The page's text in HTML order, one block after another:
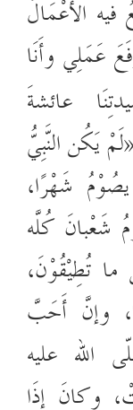
الأَعْمَالُ
عَمَلِي وأَنَا
عائشة
يَكُن النَّبِيُّ
يصُوْمُ شَهْرًا،
شَعْبانَ كُلَّه
تُطِيْقُوْنَ،
وإنَّ أَحَبَّ
الله عليه
وكانَ إذَا